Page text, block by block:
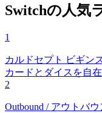
Switchの人気
1
カルドセプト ビギン
カードとダイスを自
2
Outbound / アウトバウ